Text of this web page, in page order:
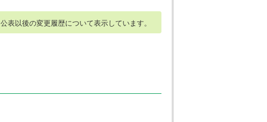
公表以後の変更履歴について表示しています。